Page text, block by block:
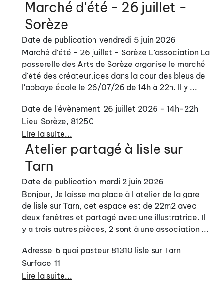
Marché d'été - 26 juillet -
Sorèze
Date de publication vendredi 5 juin 2026
Marché d'été - 26 juillet - Sorèze L'association La
passerelle des Arts de Sorèze organise le marché
d'été des créateur.ices dans la cour des bleus de
l'abbaye école le 26/07/26 de 14h à 22h. Il y ...
Date de l'évènement 26 juillet 2026 - 14h-22h
Lieu Sorèze, 81250
Lire la suite...
Atelier partagé à lisle sur
Tarn
Date de publication mardi 2 juin 2026
Bonjour, Je laisse ma place à l atelier de la gare
de lisle sur Tarn, cet espace est de 22m2 avec
deux fenêtres et partagé avec une illustratrice. Il
y a trois autres pièces, 2 sont à une association ...
Adresse 6 quai pasteur 81310 lisle sur Tarn
Surface 11
Lire la suite...